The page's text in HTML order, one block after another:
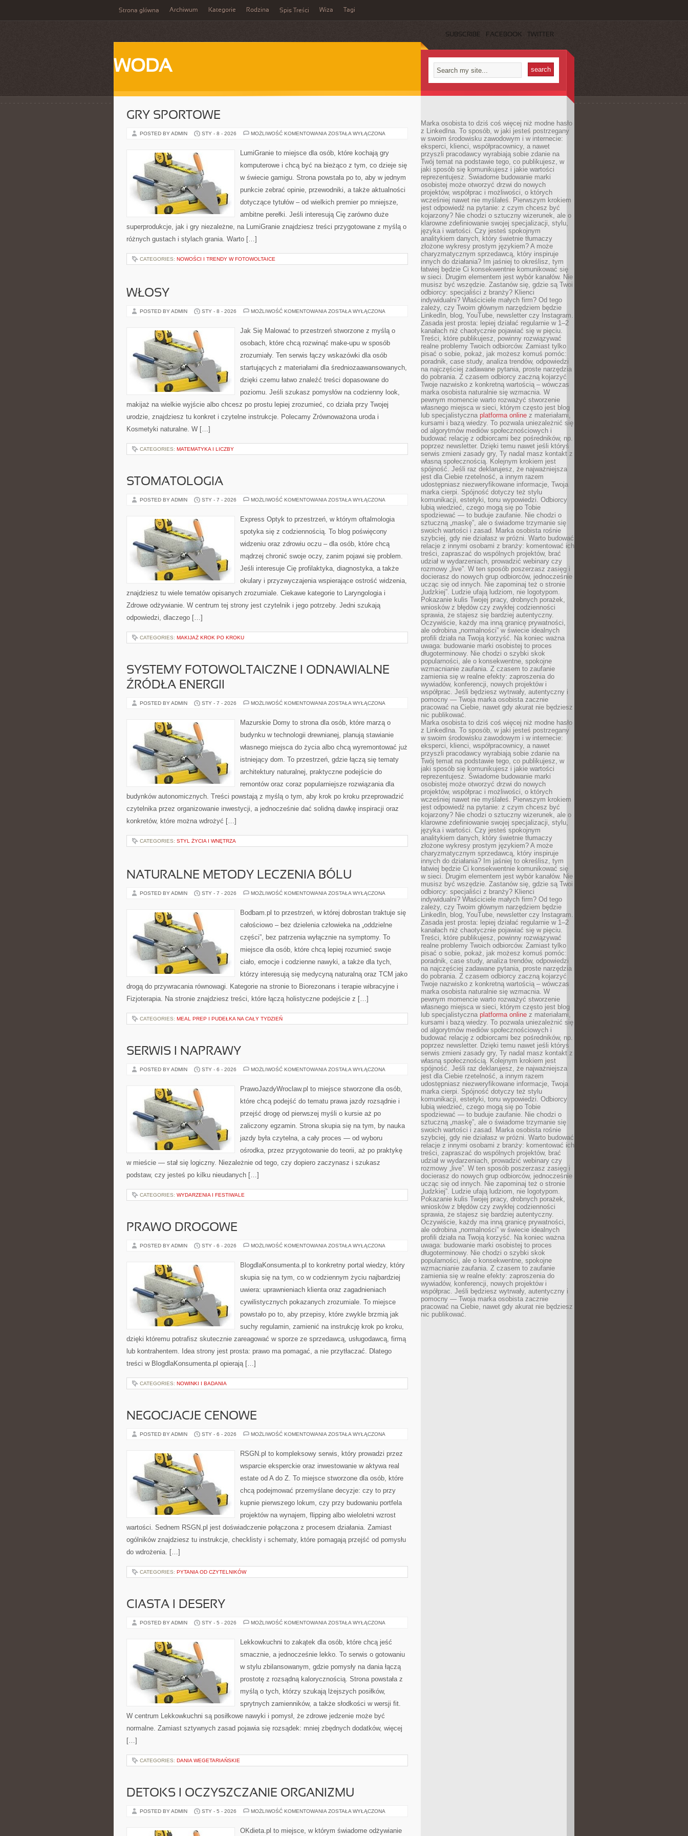
Strona główna Archiwum Kategorie Rodzina Spis Treści Wiza Tagi
SUBSCRIBE FACEBOOK TWITTER
WODA
GRY SPORTOWE
POSTED BY ADMIN STY - 8 - 2026 MOŻLIWOŚĆ KOMENTOWANIA GRY
ZOSTAŁA WYŁĄCZONA
LumiGranie to miejsce dla osób, które kochają gry
komputerowe i chcą być na bieżąco z tym, co dzieje się
w świecie gamigu. Strona powstała po to, aby w jednym
punkcie zebrać opinie, przewodniki, a także aktualności
dotyczące tytułów – od wielkich premier po mniejsze,
ambitne perełki. Jeśli interesują Cię zarówno duże
superprodukcje, jak i gry niezależne, na LumiGranie znajdziesz treści przygotowane z myślą o
różnych gustach i stylach grania. Warto […]
CATEGORIES: NOWOŚCI I TRENDY W FOTOWOLTAICE
WŁOSY
POSTED BY ADMIN STY - 8 - 2026 MOŻLIWOŚĆ KOMENTOWANIA WŁOSY
ZOSTAŁA WYŁĄCZONA
Jak Się Malować to przestrzeń stworzone z myślą o
osobach, które chcą rozwinąć make-upu w sposób
zrozumiały. Ten serwis łączy wskazówki dla osób
startujących z materiałami dla średniozaawansowanych,
dzięki czemu łatwo znaleźć treści dopasowane do
poziomu. Jeśli szukasz pomysłów na codzienny look,
makijaż na wielkie wyjście albo chcesz po prostu lepiej zrozumieć, co działa przy Twojej
urodzie, znajdziesz tu konkret i czytelne instrukcje. Polecamy Zrównoważona uroda i
Kosmetyki naturalne. W […]
CATEGORIES: MATEMATYKA I LICZBY
STOMATOLOGIA
POSTED BY ADMIN STY - 7 - 2026 MOŻLIWOŚĆ KOMENTOWANIA STOMATOLOGIA
ZOSTAŁA WYŁĄCZONA
Express Optyk to przestrzeń, w którym oftalmologia
spotyka się z codziennością. To blog poświęcony
widzeniu oraz zdrowiu oczu – dla osób, które chcą
mądrzej chronić swoje oczy, zanim pojawi się problem.
Jeśli interesuje Cię profilaktyka, diagnostyka, a także
okulary i przyzwyczajenia wspierające ostrość widzenia,
znajdziesz tu wiele tematów opisanych zrozumiale. Ciekawe kategorie to Laryngologia i
Zdrowe odżywianie. W centrum tej strony jest czytelnik i jego potrzeby. Jedni szukają
odpowiedzi, dlaczego […]
CATEGORIES: MAKIJAŻ KROK PO KROKU
SYSTEMY FOTOWOLTAICZNE I ODNAWIALNE
ŹRÓDŁA ENERGII
POSTED BY ADMIN STY - 7 - 2026 MOŻLIWOŚĆ KOMENTOWANIA SYSTEMY
ODNAWIALNE
ŹRÓDŁA
ZOSTAŁA WYŁĄCZONA
Mazurskie Domy to strona dla osób, które marzą o
budynku w technologii drewnianej, planują stawianie
własnego miejsca do życia albo chcą wyremontować już
istniejący dom. To przestrzeń, gdzie łączą się tematy
architektury naturalnej, praktyczne podejście do
remontów oraz coraz popularniejsze rozwiązania dla
budynków autonomicznych. Treści powstają z myślą o tym, aby krok po kroku przeprowadzić
czytelnika przez organizowanie inwestycji, a jednocześnie dać solidną dawkę inspiracji oraz
konkretów, które można wdrożyć […]
CATEGORIES: STYL ŻYCIA I WNĘTRZA
NATURALNE METODY LECZENIA BÓLU
POSTED BY ADMIN STY - 7 - 2026 MOŻLIWOŚĆ KOMENTOWANIA NATURALNE
BÓLU
ZOSTAŁA WYŁĄCZONA
Bodbam.pl to przestrzeń, w której dobrostan traktuje się
całościowo – bez dzielenia człowieka na „oddzielne
części”, bez patrzenia wyłącznie na symptomy. To
miejsce dla osób, które chcą lepiej rozumieć swoje
ciało, emocje i codzienne nawyki, a także dla tych,
którzy interesują się medycyną naturalną oraz TCM jako
drogą do przywracania równowagi. Kategorie na stronie to Biorezonans i terapie wibracyjne i
Fizjoterapia. Na stronie znajdziesz treści, które łączą holistyczne podejście z […]
CATEGORIES: MEAL PREP I PUDEŁKA NA CAŁY TYDZIEŃ
SERWIS I NAPRAWY
POSTED BY ADMIN STY - 6 - 2026 MOŻLIWOŚĆ KOMENTOWANIA SERWIS
ZOSTAŁA WYŁĄCZONA
PrawoJazdyWroclaw.pl to miejsce stworzone dla osób,
które chcą podejść do tematu prawa jazdy rozsądnie i
przejść drogę od pierwszej myśli o kursie aż po
zaliczony egzamin. Strona skupia się na tym, by nauka
jazdy była czytelna, a cały proces — od wyboru
ośrodka, przez przygotowanie do teorii, aż po praktykę
w mieście — stał się logiczny. Niezależnie od tego, czy dopiero zaczynasz i szukasz
podstaw, czy jesteś po kilku nieudanych […]
CATEGORIES: WYDARZENIA I FESTIWALE
PRAWO DROGOWE
POSTED BY ADMIN STY - 6 - 2026 MOŻLIWOŚĆ KOMENTOWANIA PRAWO
ZOSTAŁA WYŁĄCZONA
BlogdlaKonsumenta.pl to konkretny portal wiedzy, który
skupia się na tym, co w codziennym życiu najbardziej
uwiera: uprawnieniach klienta oraz zagadnieniach
cywilistycznych pokazanych zrozumiale. To miejsce
powstało po to, aby przepisy, które zwykle brzmią jak
suchy regulamin, zamienić na instrukcję krok po kroku,
dzięki któremu potrafisz skutecznie zareagować w sporze ze sprzedawcą, usługodawcą, firmą
lub kontrahentem. Idea strony jest prosta: prawo ma pomagać, a nie przytłaczać. Dlatego
treści w BlogdlaKonsumenta.pl opierają […]
CATEGORIES: NOWINKI I BADANIA
NEGOCJACJE CENOWE
POSTED BY ADMIN STY - 6 - 2026 MOŻLIWOŚĆ KOMENTOWANIA NEGOCJACJE
ZOSTAŁA WYŁĄCZONA
RSGN.pl to kompleksowy serwis, który prowadzi przez
wsparcie eksperckie oraz inwestowanie w aktywa real
estate od A do Z. To miejsce stworzone dla osób, które
chcą podejmować przemyślane decyzje: czy to przy
kupnie pierwszego lokum, czy przy budowaniu portfela
projektów na wynajem, flipping albo wieloletni wzrost
wartości. Sednem RSGN.pl jest doświadczenie połączona z procesem działania. Zamiast
ogólników znajdziesz tu instrukcje, checklisty i schematy, które pomagają przejść od pomysłu
do wdrożenia. […]
CATEGORIES: PYTANIA OD CZYTELNIKÓW
CIASTA I DESERY
POSTED BY ADMIN STY - 5 - 2026 MOŻLIWOŚĆ KOMENTOWANIA CIASTA
ZOSTAŁA WYŁĄCZONA
Lekkowkuchni to zakątek dla osób, które chcą jeść
smacznie, a jednocześnie lekko. To serwis o gotowaniu
w stylu zbilansowanym, gdzie pomysły na dania łączą
prostotę z rozsądną kalorycznością. Strona powstała z
myślą o tych, którzy szukają lżejszych posiłków,
sprytnych zamienników, a także słodkości w wersji fit.
W centrum Lekkowkuchni są posiłkowe nawyki i pomysł, że zdrowe jedzenie może być
normalne. Zamiast sztywnych zasad pojawia się rozsądek: mniej zbędnych dodatków, więcej
[…]
CATEGORIES: DANIA WEGETARIAŃSKIE
DETOKS I OCZYSZCZANIE ORGANIZMU
POSTED BY ADMIN STY - 5 - 2026 MOŻLIWOŚĆ KOMENTOWANIA DETOKS
ORGANIZMU
ZOSTAŁA WYŁĄCZONA
OKdieta.pl to miejsce, w którym świadome odżywianie
Marka osobista to dziś coś więcej niż modne hasło
z LinkedIna. To sposób, w jaki jesteś postrzegany
w swoim środowisku zawodowym i w internecie:
eksperci, klienci, współpracownicy, a nawet
przyszli pracodawcy wyrabiają sobie zdanie na
Twój temat na podstawie tego, co publikujesz, w
jaki sposób się komunikujesz i jakie wartości
reprezentujesz. Świadome budowanie marki
osobistej może otworzyć drzwi do nowych
projektów, współprac i możliwości, o których
wcześniej nawet nie myślałeś. Pierwszym krokiem
jest odpowiedź na pytanie: z czym chcesz być
kojarzony? Nie chodzi o sztuczny wizerunek, ale o
klarowne zdefiniowanie swojej specjalizacji, stylu,
języka i wartości. Czy jesteś spokojnym
analitykiem danych, który świetnie tłumaczy
złożone wykresy prostym językiem? A może
charyzmatycznym sprzedawcą, który inspiruje
innych do działania? Im jaśniej to określisz, tym
łatwiej będzie Ci konsekwentnie komunikować się
w sieci. Drugim elementem jest wybór kanałów. Nie
musisz być wszędzie. Zastanów się, gdzie są Twoi
odbiorcy: specjaliści z branży? Klienci
indywidualni? Właściciele małych firm? Od tego
zależy, czy Twoim głównym narzędziem będzie
LinkedIn, blog, YouTube, newsletter czy Instagram.
Zasada jest prosta: lepiej działać regularnie w 1–2
kanałach niż chaotycznie pojawiać się w pięciu.
Treści, które publikujesz, powinny rozwiązywać
realne problemy Twoich odbiorców. Zamiast tylko
pisać o sobie, pokaż, jak możesz komuś pomóc:
poradnik, case study, analiza trendów, odpowiedzi
na najczęściej zadawane pytania, proste narzędzia
do pobrania. Z czasem odbiorcy zaczną kojarzyć
Twoje nazwisko z konkretną wartością – wówczas
marka osobista naturalnie się wzmacnia. W
pewnym momencie warto rozważyć stworzenie
własnego miejsca w sieci, którym często jest blog
lub specjalistyczna platforma online z materiałami,
kursami i bazą wiedzy. To pozwala uniezależnić się
od algorytmów mediów społecznościowych i
budować relację z odbiorcami bez pośredników, np.
poprzez newsletter. Dzięki temu nawet jeśli któryś
serwis zmieni zasady gry, Ty nadal masz kontakt z
własną społecznością. Kolejnym krokiem jest
spójność. Jeśli raz deklarujesz, że najważniejsza
jest dla Ciebie rzetelność, a innym razem
udostępniasz niezweryfikowane informacje, Twoja
marka cierpi. Spójność dotyczy też stylu
komunikacji, estetyki, tonu wypowiedzi. Odbiorcy
lubią wiedzieć, czego mogą się po Tobie
spodziewać — to buduje zaufanie. Nie chodzi o
sztuczną „maskę”, ale o świadome trzymanie się
swoich wartości i zasad. Marka osobista rośnie
szybciej, gdy nie działasz w próżni. Warto budować
relacje z innymi osobami z branży: komentować ich
treści, zapraszać do wspólnych projektów, brać
udział w wydarzeniach, prowadzić webinary czy
rozmowy „live”. W ten sposób poszerzasz zasięg i
docierasz do nowych grup odbiorców, jednocześnie
ucząc się od innych. Nie zapominaj też o stronie
„ludzkiej”. Ludzie ufają ludziom, nie logotypom.
Pokazanie kulis Twojej pracy, drobnych porażek,
wniosków z błędów czy zwykłej codzienności
sprawia, że stajesz się bardziej autentyczny.
Oczywiście, każdy ma inną granicę prywatności,
ale odrobina „normalności” w świecie idealnych
profili działa na Twoją korzyść. Na koniec ważna
uwaga: budowanie marki osobistej to proces
długoterminowy. Nie chodzi o szybki skok
popularności, ale o konsekwentne, spokojne
wzmacnianie zaufania. Z czasem to zaufanie
zamienia się w realne efekty: zaproszenia do
wywiadów, konferencji, nowych projektów i
współprac. Jeśli będziesz wytrwały, autentyczny i
pomocny — Twoja marka osobista zacznie
pracować na Ciebie, nawet gdy akurat nie będziesz
nic publikować.
Marka osobista to dziś coś więcej niż modne hasło
z LinkedIna. To sposób, w jaki jesteś postrzegany
w swoim środowisku zawodowym i w internecie:
eksperci, klienci, współpracownicy, a nawet
przyszli pracodawcy wyrabiają sobie zdanie na
Twój temat na podstawie tego, co publikujesz, w
jaki sposób się komunikujesz i jakie wartości
reprezentujesz. Świadome budowanie marki
osobistej może otworzyć drzwi do nowych
projektów, współprac i możliwości, o których
wcześniej nawet nie myślałeś. Pierwszym krokiem
jest odpowiedź na pytanie: z czym chcesz być
kojarzony? Nie chodzi o sztuczny wizerunek, ale o
klarowne zdefiniowanie swojej specjalizacji, stylu,
języka i wartości. Czy jesteś spokojnym
analitykiem danych, który świetnie tłumaczy
złożone wykresy prostym językiem? A może
charyzmatycznym sprzedawcą, który inspiruje
innych do działania? Im jaśniej to określisz, tym
łatwiej będzie Ci konsekwentnie komunikować się
w sieci. Drugim elementem jest wybór kanałów. Nie
musisz być wszędzie. Zastanów się, gdzie są Twoi
odbiorcy: specjaliści z branży? Klienci
indywidualni? Właściciele małych firm? Od tego
zależy, czy Twoim głównym narzędziem będzie
LinkedIn, blog, YouTube, newsletter czy Instagram.
Zasada jest prosta: lepiej działać regularnie w 1–2
kanałach niż chaotycznie pojawiać się w pięciu.
Treści, które publikujesz, powinny rozwiązywać
realne problemy Twoich odbiorców. Zamiast tylko
pisać o sobie, pokaż, jak możesz komuś pomóc:
poradnik, case study, analiza trendów, odpowiedzi
na najczęściej zadawane pytania, proste narzędzia
do pobrania. Z czasem odbiorcy zaczną kojarzyć
Twoje nazwisko z konkretną wartością – wówczas
marka osobista naturalnie się wzmacnia. W
pewnym momencie warto rozważyć stworzenie
własnego miejsca w sieci, którym często jest blog
lub specjalistyczna platforma online z materiałami,
kursami i bazą wiedzy. To pozwala uniezależnić się
od algorytmów mediów społecznościowych i
budować relację z odbiorcami bez pośredników, np.
poprzez newsletter. Dzięki temu nawet jeśli któryś
serwis zmieni zasady gry, Ty nadal masz kontakt z
własną społecznością. Kolejnym krokiem jest
spójność. Jeśli raz deklarujesz, że najważniejsza
jest dla Ciebie rzetelność, a innym razem
udostępniasz niezweryfikowane informacje, Twoja
marka cierpi. Spójność dotyczy też stylu
komunikacji, estetyki, tonu wypowiedzi. Odbiorcy
lubią wiedzieć, czego mogą się po Tobie
spodziewać — to buduje zaufanie. Nie chodzi o
sztuczną „maskę”, ale o świadome trzymanie się
swoich wartości i zasad. Marka osobista rośnie
szybciej, gdy nie działasz w próżni. Warto budować
relacje z innymi osobami z branży: komentować ich
treści, zapraszać do wspólnych projektów, brać
udział w wydarzeniach, prowadzić webinary czy
rozmowy „live”. W ten sposób poszerzasz zasięg i
docierasz do nowych grup odbiorców, jednocześnie
ucząc się od innych. Nie zapominaj też o stronie
„ludzkiej”. Ludzie ufają ludziom, nie logotypom.
Pokazanie kulis Twojej pracy, drobnych porażek,
wniosków z błędów czy zwykłej codzienności
sprawia, że stajesz się bardziej autentyczny.
Oczywiście, każdy ma inną granicę prywatności,
ale odrobina „normalności” w świecie idealnych
profili działa na Twoją korzyść. Na koniec ważna
uwaga: budowanie marki osobistej to proces
długoterminowy. Nie chodzi o szybki skok
popularności, ale o konsekwentne, spokojne
wzmacnianie zaufania. Z czasem to zaufanie
zamienia się w realne efekty: zaproszenia do
wywiadów, konferencji, nowych projektów i
współprac. Jeśli będziesz wytrwały, autentyczny i
pomocny — Twoja marka osobista zacznie
pracować na Ciebie, nawet gdy akurat nie będziesz
nic publikować.